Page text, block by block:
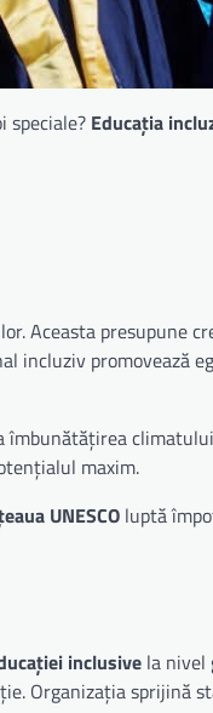
speciale? Educația
Aceasta presupune
incluziv promovează
maxim.
UNESCO luptă
inclusive la nivel
Organizația sprijină